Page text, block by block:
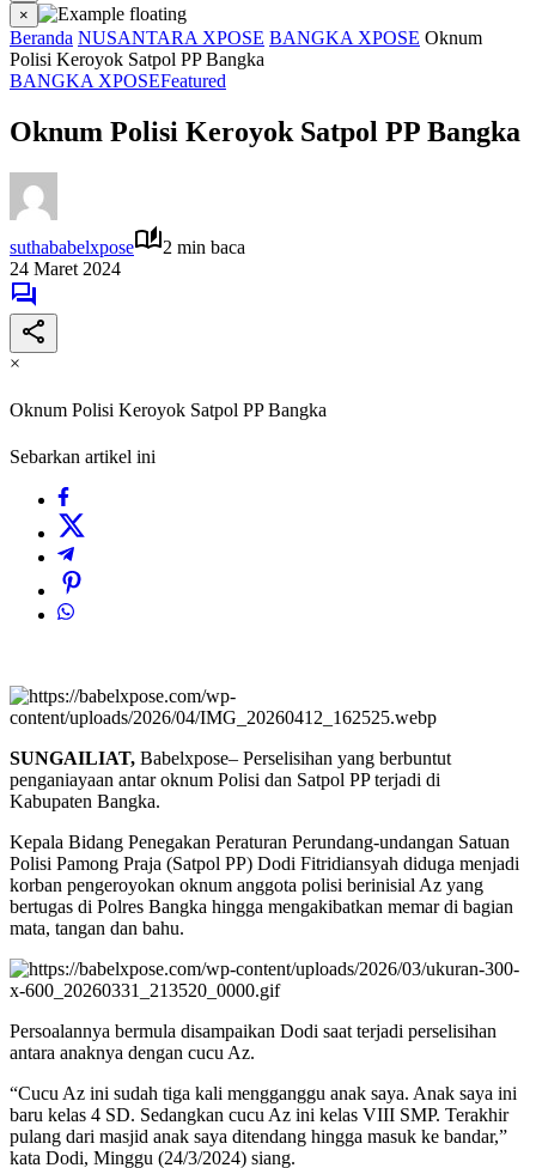
×
Beranda NUSANTARA XPOSE
Polisi Keroyok Satpol PP Bangka
Oknum Polisi Keroyok Satpol PP Bangka
suthababelxpose
24 Maret 2024
SUNGAILIAT,Babelxpose– Perselisihan yang berbuntut
penganiayaan antar oknum Polisi dan Satpol PP terjadi di
Kepala Bidang Penegakan Peraturan Perundang-undangan Satuan
Polisi Pamong Praja (Satpol PP) Dodi Fitridiansyah diduga menjadi
korban pengeroyokan oknum anggota polisi berinisial Az yang
bertugas di Polres Bangka hingga mengakibatkan memar di bagian
Persoalannya bermula disampaikan Dodi saat terjadi perselisihan
“Cucu Az ini sudah tiga kali mengganggu anak saya. Anak saya ini
baru kelas 4 SD. Sedangkan cucu Az ini kelas VIII SMP. Terakhir
pulang dari masjid anak saya ditendang hingga masuk ke bandar,”